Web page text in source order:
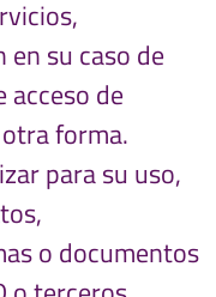
su caso de
acceso de
forma.
para su uso,
o documentos